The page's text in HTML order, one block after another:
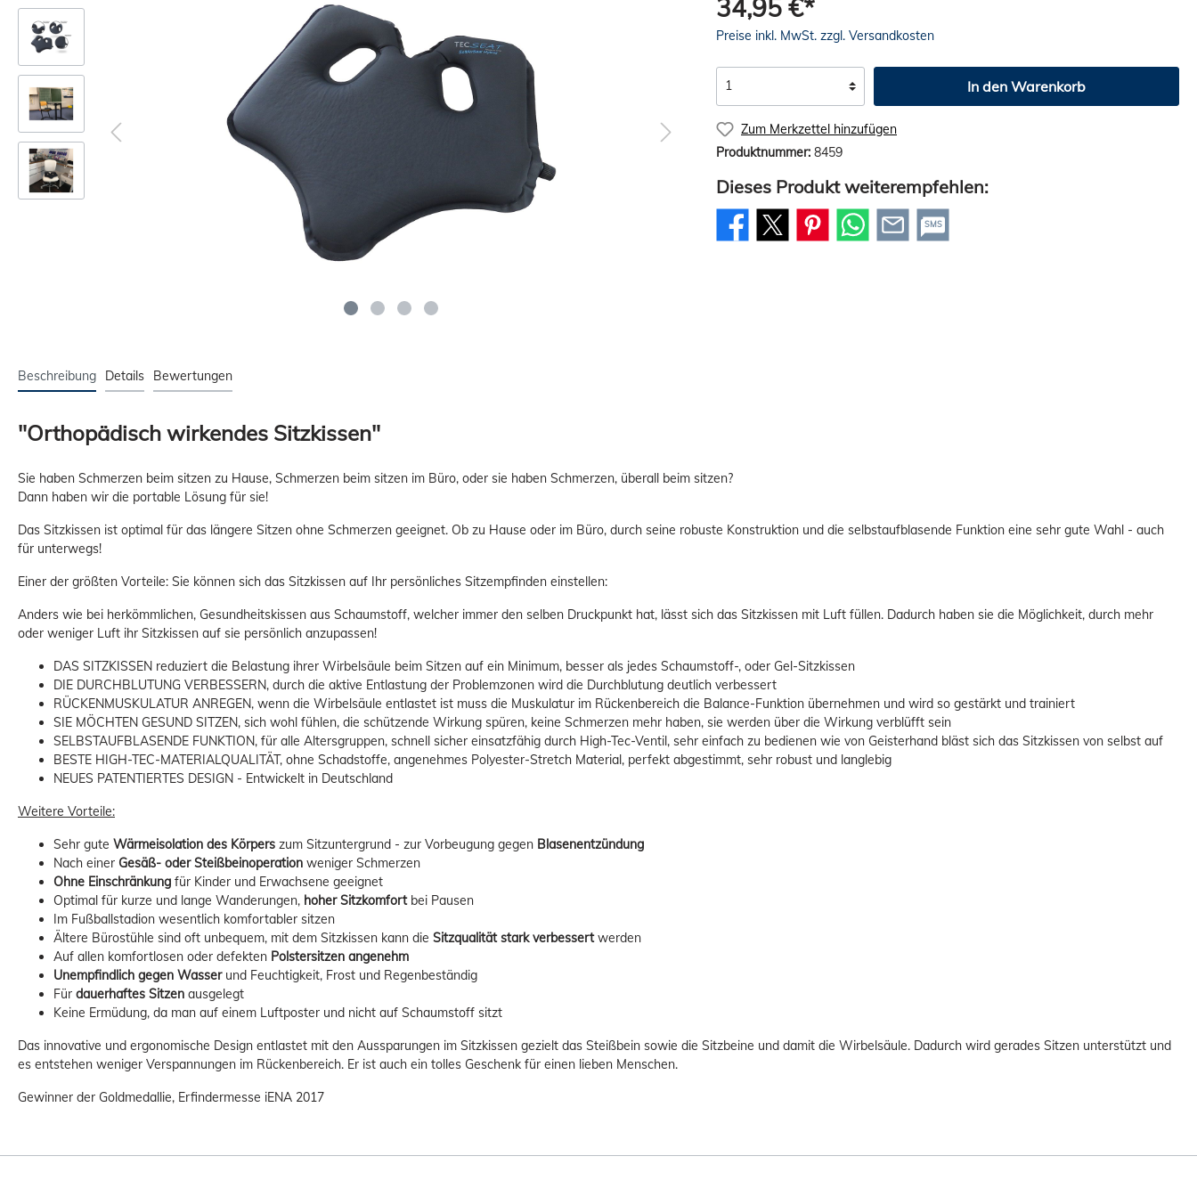
34,95 €*
Preise inkl. MwSt. zzgl. Versandkosten
In den Warenkorb
Zum Merkzettel hinzufügen
Produktnummer: 8459
Dieses Produkt weiterempfehlen:
SMS
Beschreibung Details Bewertungen
"Orthopädisch wirkendes Sitzkissen"
Sie haben Schmerzen beim sitzen zu Hause, Schmerzen beim sitzen im Büro, oder sie haben Schmerzen, überall beim sitzen?
Dann haben wir die portable Lösung für sie!
Das Sitzkissen ist optimal für das längere Sitzen ohne Schmerzen geeignet. Ob zu Hause oder im Büro, durch seine robuste Konstruktion und die selbstaufblasende Funktion eine sehr gute Wahl - auch
für unterwegs!
Einer der größten Vorteile: Sie können sich das Sitzkissen auf Ihr persönliches Sitzempfinden einstellen:
Anders wie bei herkömmlichen, Gesundheitskissen aus Schaumstoff, welcher immer den selben Druckpunkt hat, lässt sich das Sitzkissen mit Luft füllen. Dadurch haben sie die Möglichkeit, durch mehr
oder weniger Luft ihr Sitzkissen auf sie persönlich anzupassen!
DAS SITZKISSEN reduziert die Belastung ihrer Wirbelsäule beim Sitzen auf ein Minimum, besser als jedes Schaumstoff-, oder Gel-Sitzkissen
DIE DURCHBLUTUNG VERBESSERN, durch die aktive Entlastung der Problemzonen wird die Durchblutung deutlich verbessert
RÜCKENMUSKULATUR ANREGEN, wenn die Wirbelsäule entlastet ist muss die Muskulatur im Rückenbereich die Balance-Funktion übernehmen und wird so gestärkt und trainiert
SIE MÖCHTEN GESUND SITZEN, sich wohl fühlen, die schützende Wirkung spüren, keine Schmerzen mehr haben, sie werden über die Wirkung verblüfft sein
SELBSTAUFBLASENDE FUNKTION, für alle Altersgruppen, schnell sicher einsatzfähig durch High-Tec-Ventil, sehr einfach zu bedienen wie von Geisterhand bläst sich das Sitzkissen von selbst auf
BESTE HIGH-TEC-MATERIALQUALITÄT, ohne Schadstoffe, angenehmes Polyester-Stretch Material, perfekt abgestimmt, sehr robust und langlebig
NEUES PATENTIERTES DESIGN - Entwickelt in Deutschland
Weitere Vorteile:
Sehr gute Wärmeisolation des Körpers zum Sitzuntergrund - zur Vorbeugung gegen Blasenentzündung
Nach einer Gesäß- oder Steißbeinoperation weniger Schmerzen
Ohne Einschränkung für Kinder und Erwachsene geeignet
Optimal für kurze und lange Wanderungen, hoher Sitzkomfortbei Pausen
Im Fußballstadion wesentlich komfortabler sitzen
Ältere Bürostühle sind oft unbequem, mit dem Sitzkissen kann die Sitzqualität stark verbessertwerden
Auf allen komfortlosen oder defekten Polstersitzen angenehm
Unempfindlich gegen Wasserund Feuchtigkeit, Frost und Regenbeständig
Für dauerhaftes Sitzen ausgelegt
Keine Ermüdung, da man auf einem Luftposter und nicht auf Schaumstoff sitzt
Das innovative und ergonomische Design entlastet mit den Aussparungen im Sitzkissen gezielt das Steißbein sowie die Sitzbeine und damit die Wirbelsäule. Dadurch wird gerades Sitzen unterstützt und
es entstehen weniger Verspannungen im Rückenbereich. Er ist auch ein tolles Geschenk für einen lieben Menschen.
Gewinner der Goldmedallie, Erfindermesse iENA 2017